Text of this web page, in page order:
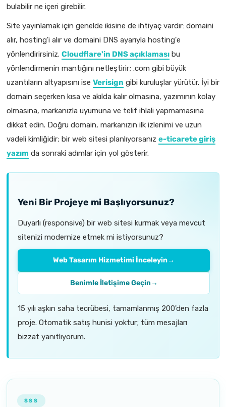
bulabilir ne içeri girebilir.
Site yayınlamak için genelde ikisine de ihtiyaç vardır: domaini
alır, hosting'i alır ve domaini DNS ayarıyla hosting'e
yönlendirirsiniz. Cloudflare'in DNS açıklaması bu
yönlendirmenin mantığını netleştirir; .com gibi büyük
uzantıların altyapısını ise Verisign gibi kuruluşlar yürütür. İyi bir
domain seçerken kısa ve akılda kalır olmasına, yazımının kolay
olmasına, markanızla uyumuna ve telif ihlali yapmamasına
dikkat edin. Doğru domain, markanızın ilk izlenimi ve uzun
vadeli kimliğidir; bir web sitesi planlıyorsanız e-ticarete giriş
yazım da sonraki adımlar için yol gösterir.
Yeni Bir Projeye mi Başlıyorsunuz?
Duyarlı (responsive) bir web sitesi kurmak veya mevcut
sitenizi modernize etmek mi istiyorsunuz?
Web Tasarım Hizmetimi İnceleyin→
Benimle İletişime Geçin→
15 yılı aşkın saha tecrübesi, tamamlanmış 200'den fazla
proje. Otomatik satış hunisi yoktur; tüm mesajları
bizzat yanıtlıyorum.
SSS